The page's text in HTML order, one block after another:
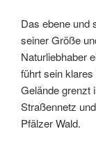
Das ebene und
seiner Größe
Naturliebhaber
führt sein
Gelände grenzt
Straßennetz
Pfälzer Wald.